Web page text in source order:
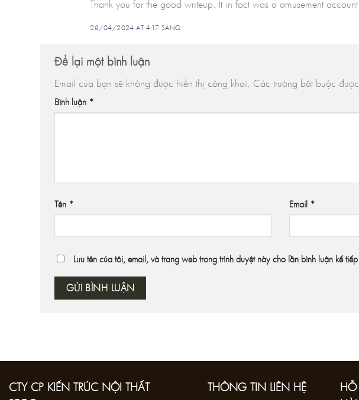
Thank you for the good writeup. It in fact was a amusement
28/04/2024 AT 4:17 SÁNG
Để lại một bình luận
Email của bạn sẽ không được hiển thị công khai. Các trường bắt buộc
Bình luận *
Tên * Email *
Lưu tên của tôi, email, và trang web trong trình duyệt này cho lần bình luận kế
CTY CP KIẾN TRÚC NỘI THẤT
THÔNG TIN LIÊN HỆ
HỖ